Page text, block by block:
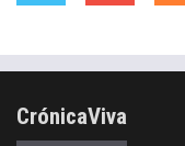
CrónicaViva